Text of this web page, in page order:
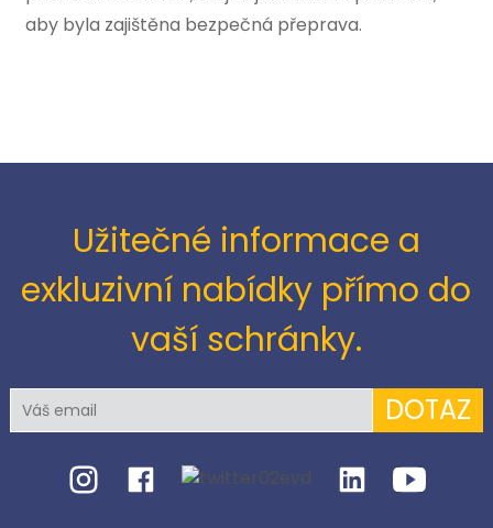
aby byla zajištěna bezpečná přeprava.
Užitečné informace a
exkluzivní nabídky přímo do
vaší schránky.
DOTAZ